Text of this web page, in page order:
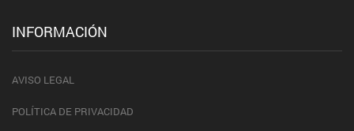
INFORMACIÓN
AVISO LEGAL
POLÍTICA DE PRIVACIDAD